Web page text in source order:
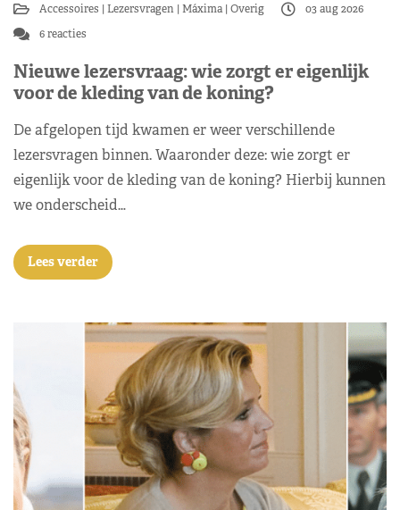
Accessoires Lezersvragen Máxima Overig
03 aug 2026
6 reacties
Nieuwe lezersvraag: wie zorgt er eigenlijk
voor de kleding van de koning?
De afgelopen tijd kwamen er weer verschillende
lezersvragen binnen. Waaronder deze: wie zorgt er
eigenlijk voor de kleding van de koning? Hierbij kunnen
we onderscheid…
Lees verder